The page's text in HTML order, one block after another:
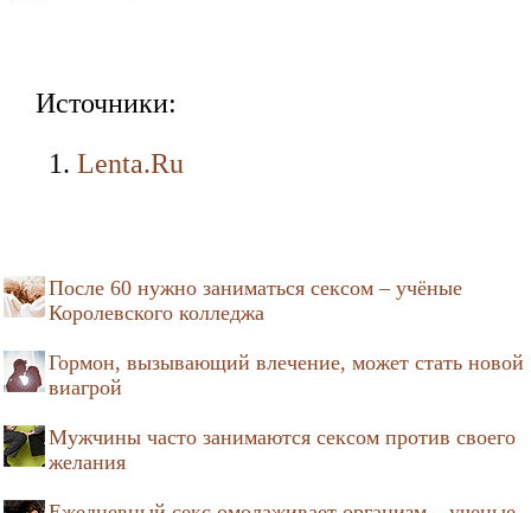
Источники:
Lenta.Ru
После 60 нужно заниматься сексом – учёные
Королевского колледжа
Гормон, вызывающий влечение, может стать новой
виагрой
Мужчины часто занимаются сексом против своего
желания